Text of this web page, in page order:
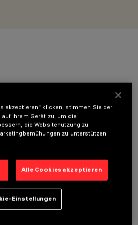
akzeptieren“ klicken, stimmen Sie der
Ihrem Gerät zu, um die
die Websitenutzung zu
zu unterstützen.
Alle Cookies akzeptieren
Einstellungen